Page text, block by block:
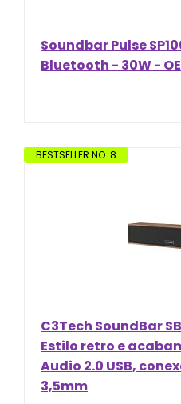
Soundbar Pulse
Bluetooth - 30W -
BESTSELLER NO. 8
C3Tech SoundBar
Estilo retro e
Audio 2.0 USB,
3,5mm